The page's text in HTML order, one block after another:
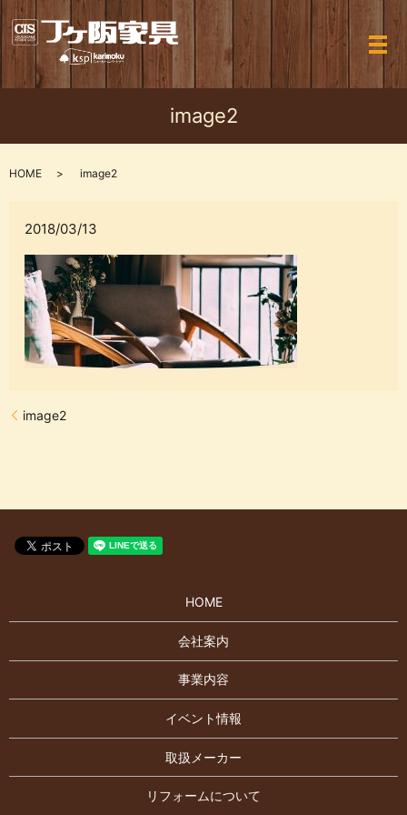
メ
image2
HOME image2
2018/03/13
image2
HOME
会社案内
事業内容
イベント情報
取扱メーカー
リフォームについて